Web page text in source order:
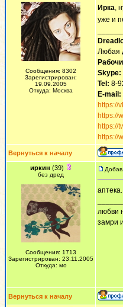
Сообщения: 8302
Зарегистрирован:
19.09.2005
Откуда: Москва
Ирка,
уже и
Любая
Skype:
Tel: 8-
E-mail:
https://
https://
https://
https://
Вернуться к началу
иркин (39)
без дред
Сообщения: 1713
Зарегистрирован: 23.11.2005
Откуда: мо
любви
замри
Вернуться к началу